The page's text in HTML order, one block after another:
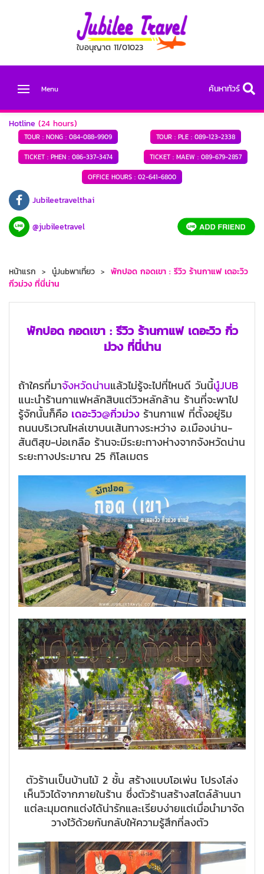
ใบอนุญาต 11/01023
Menu ค้นหาทัวร์
Hotline (24 hours)
TOUR : NONG : 084-088-9909 TOUR : PLE : 089-123-2338
TICKET : PHEN :086-337-3474 TICKET : MAEW : 089-679-2857
OFFICE HOURS : 02-641-6800
Jubileetravelthai
@jubileetravel
หน้าแรก นู๋Jubพาเที่ยว
พักปอด กอดเขา : รีวิว ร้านกาแฟ เดอะวิว
กิ่วม่วง ที่นี่น่าน
พักปอด กอดเขา : รีวิว ร้านกาแฟ เดอะวิว กิ่ว
ม่วง ที่นี่น่าน
ถ้าใครที่มาจังหวัดน่านแล้วไม่รู้จะไปที่ไหนดี วันนี้นู๋JUB
แนะนำร้านกาแฟหลักสิบแต่วิวหลักล้าน ร้านที่จะพาไป
รู้จักนั้นก็คือ เดอะวิว@กิ่วม่วงร้านกาแฟ ที่ตั้งอยู่ริม
ถนนบริเวณไหล่เขาบนเส้นทางระหว่าง อ.เมืองน่าน-
สันติสุข-บ่อเกลือ ร้านจะมีระยะทางห่างจากจังหวัดน่าน
ระยะทางประมาณ 25 กิโลเมตร
ตัวร้านเป็นบ้านไม้ 2 ชั้น สร้างแบบโอเพ่น โปรงโล่ง
เห็นวิวได้จากภายในร้าน ซึ่งตัวร้านสร้างสไตล์ล้านนา
แต่ละมุมตกแต่งได้น่ารักและเรียบง่ายแต่เมื่อนำมาจัด
วางไว้ด้วยกันกลับให้ความรู้สึกที่ลงตัว